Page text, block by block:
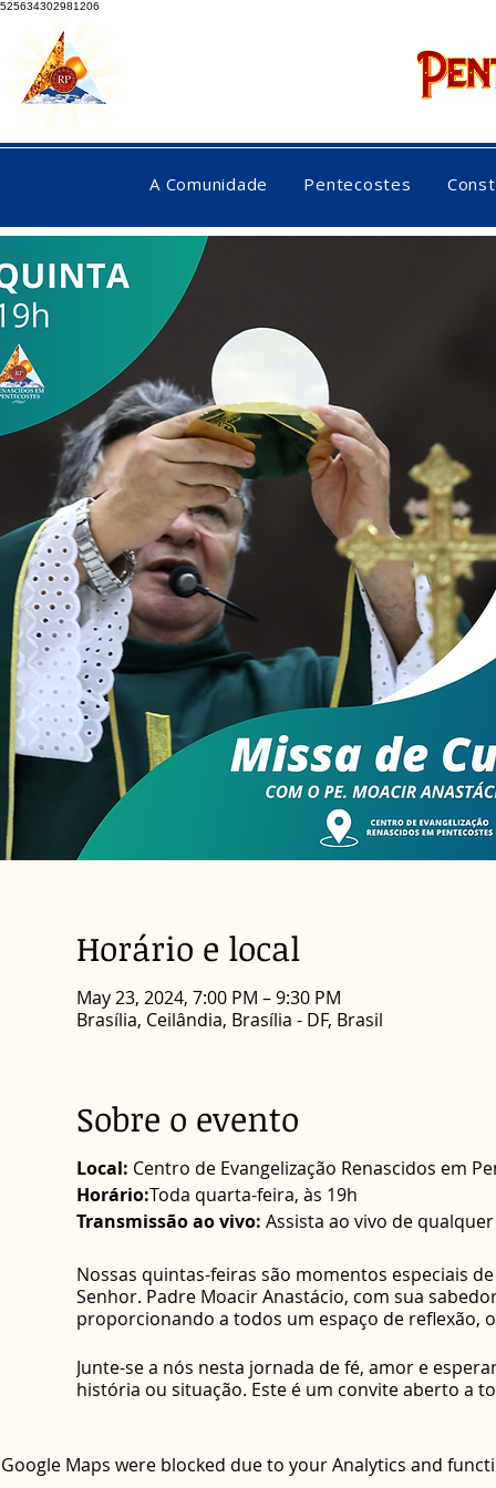
525634302981206
A Comunidade Pentecostes
Horário e local
May 23, 2024, 7:00 PM – 9:30 PM
Brasília, Ceilândia, Brasília - DF, Brasil
Sobre o evento
Local: Centro de Evangelização Renascidos em
Horário:Toda quarta-feira, às 19h
Transmissão ao vivo: Assista ao vivo de
Nossas quintas-feiras são momentos especiais
Senhor. Padre Moacir Anastácio, com sua
proporcionando a todos um espaço de reflexão,
Junte-se a nós nesta jornada de fé, amor e
história ou situação. Este é um convite aberto a
Esperamos por você e por todos aqueles que
Que a paz do Senhor esteja sempre conosco!
Google Maps were blocked due to your Analytics and